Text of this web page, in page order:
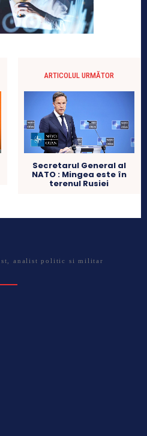
ARTICOLUL URMĂTOR
Secretarul General al
NATO : Mingea este în
terenul Rusiei
analist politic si militar